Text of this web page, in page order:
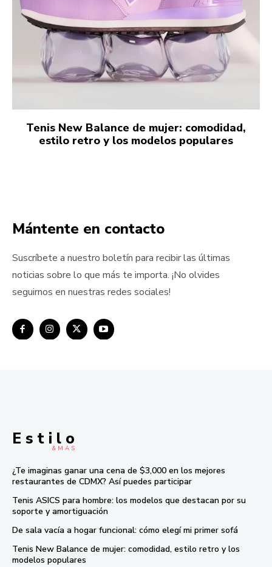
Tenis New Balance de mujer: comodidad,
estilo retro y los modelos populares
Mántente en contacto
Suscríbete a nuestro boletín para recibir las últimas
noticias sobre lo que más te importa. ¡No olvides
seguirnos en nuestras redes sociales!
E s t i l o
& M À S
¿Te imaginas ganar una cena de $3,000 en los mejores
restaurantes de CDMX? Así puedes participar
Tenis ASICS para hombre: los modelos que destacan por su
soporte y amortiguación
De sala vacía a hogar funcional: cómo elegí mi primer sofá
Tenis New Balance de mujer: comodidad, estilo retro y los
modelos populares